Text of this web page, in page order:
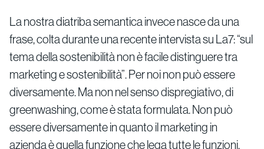
La nostra diatriba semantica invece nasce da una
frase, colta durante una recente intervista su La7: “sul
tema della sostenibilità non è facile distinguere tra
marketing e sostenibilità”. Per noi non può essere
diversamente. Ma non nel senso dispregiativo, di
greenwashing, come è stata formulata. Non può
essere diversamente in quanto il marketing in
azienda è quella funzione che lega tutte le funzioni,